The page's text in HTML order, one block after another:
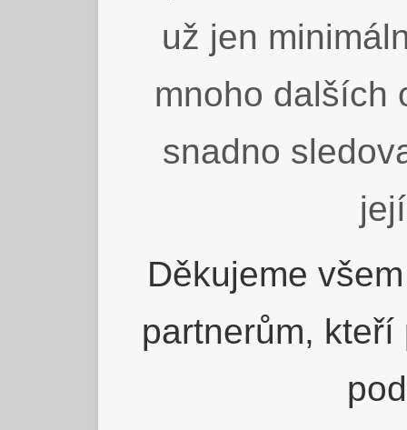
už jen
mnoho dalších
snadno
Děkujeme
partnerům,